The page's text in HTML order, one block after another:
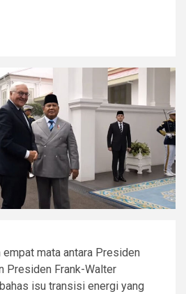
mata antara Presiden
Presiden Frank-Walter
isu transisi energi yang